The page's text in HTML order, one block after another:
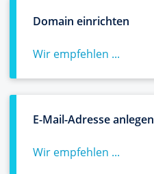
Domain einrichten
Wir empfehlen ...
E-Mail-Adresse anlegen
Wir empfehlen ...